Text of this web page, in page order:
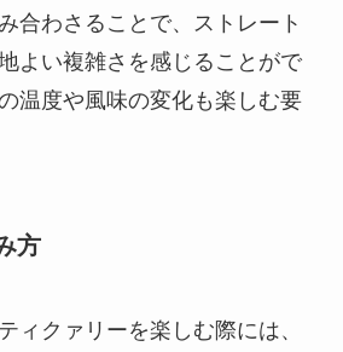
合わさることで、ストレート
よい複雑さを感じることがで
温度や風味の変化も楽しむ要
方
ィクァリーを楽しむ際には、